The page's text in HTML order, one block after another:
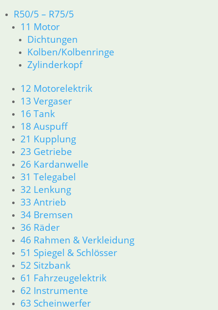
R50/5 – R75/5
11 Motor
Dichtungen
Kolben/Kolbenringe
Zylinderkopf
12 Motorelektrik
13 Vergaser
16 Tank
18 Auspuff
21 Kupplung
23 Getriebe
26 Kardanwelle
31 Telegabel
32 Lenkung
33 Antrieb
34 Bremsen
36 Räder
46 Rahmen & Verkleidung
51 Spiegel & Schlösser
52 Sitzbank
61 Fahrzeugelektrik
62 Instrumente
63 Scheinwerfer
zzgl.Versandkosten
In den Warenkorb
Staubkappe Brembo
Entlüfterventil
Artikelnummer: 1236794
inkl. MwSt.
zzgl. Versandkosten
In den Warenkorb
Filz für Bremshebel hinten
1,90€
Artikelnummer: 1230360
inkl. MwSt.
zzgl.Versandkosten
In den Warenkorb
Entlüfterschraube Brembo
6,80€
Artikelnummer: 1236793
inkl. MwSt.
zzgl. Versandkosten